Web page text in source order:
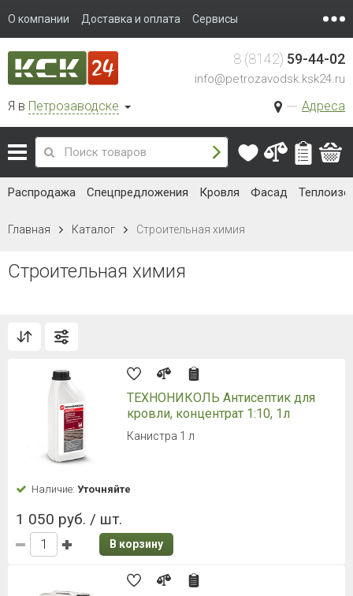
О компании Доставка и оплата Сервисы
Я в Петрозаводске Адреса
8 (8142) 59-44-02
info@petrozavodsk.ksk24.ru
Распродажа Спецпредложения Кровля Фасад
Главная Каталог Строительная химия
Строительная химия
ТЕХНОНИКОЛЬ Антисептик для
кровли, концентрат 1:10, 1л
Канистра 1 л
Наличие: Уточняйте
1 050 руб. / шт.
В корзину